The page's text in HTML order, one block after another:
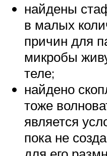
найдены
в малых
причин для
микробы
теле;
найдено
тоже
является
пока не